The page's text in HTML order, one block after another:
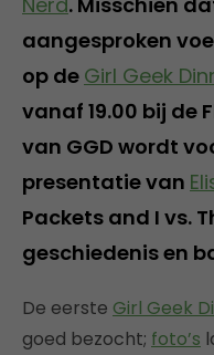
aangesproken
op de Girl Geek
vanaf 19.00 bij de
van GGD wordt
presentatie van
Packets and I vs.
geschiedenis en
De eerste Girl Geek
goed bezocht; foto’s